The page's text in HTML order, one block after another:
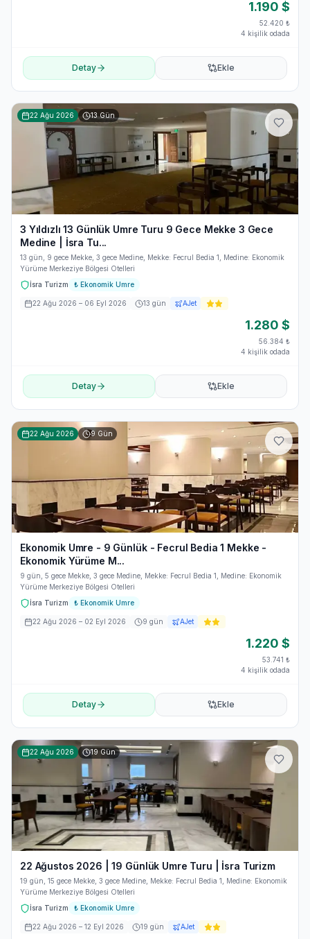
1.190 $
52.420 ₺
4 kişilik odada
Detay Ekle
22 Ağu 2026 13Gün
3 Yıldızlı 13 Günlük Umre Turu 9 Gece Mekke 3 Gece
Medine | İsra Tu...
13 gün, 9 gece Mekke, 3 gece Medine, Mekke: Fecrul Bedia 1, Medine: Ekonomik
Yürüme Merkeziye Bölgesi Otelleri
İsra Turizm
₺ Ekonomik Umre
22 Ağu 2026 – 06 Eyl 2026 13 gün AJet
1.280 $
56.384 ₺
4 kişilik odada
Detay Ekle
22 Ağu 2026 9 Gün
Ekonomik Umre - 9 Günlük - Fecrul Bedia 1 Mekke -
Ekonomik Yürüme M...
9 gün, 5 gece Mekke, 3 gece Medine, Mekke: Fecrul Bedia 1, Medine: Ekonomik
Yürüme Merkeziye Bölgesi Otelleri
İsra Turizm
₺ Ekonomik Umre
22 Ağu 2026 – 02 Eyl 2026 9 gün AJet
1.220 $
53.741 ₺
4 kişilik odada
Detay Ekle
22 Ağu 2026 19 Gün
22 Ağustos 2026 | 19 Günlük Umre Turu | İsra Turizm
19 gün, 15 gece Mekke, 3 gece Medine, Mekke: Fecrul Bedia 1, Medine: Ekonomik
Yürüme Merkeziye Bölgesi Otelleri
İsra Turizm
₺ Ekonomik Umre
22 Ağu 2026 – 12 Eyl 2026 19 gün AJet